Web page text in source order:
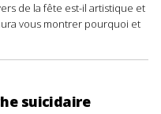
de la fête est-il artistique et
vous montrer pourquoi et
suicidaire